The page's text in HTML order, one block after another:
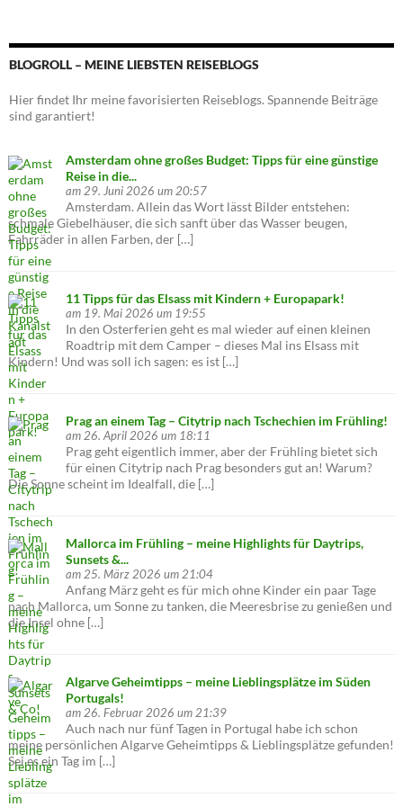
BLOGROLL – MEINE LIEBSTEN REISEBLOGS
Hier findet Ihr meine favorisierten Reiseblogs. Spannende Beiträge
sind garantiert!
Amsterdam ohne großes Budget: Tipps für eine günstige
Reise in die...
am 29. Juni 2026 um 20:57
Amsterdam. Allein das Wort lässt Bilder entstehen:
schmale Giebelhäuser, die sich sanft über das Wasser beugen,
Fahrräder in allen Farben, der […]
11 Tipps für das Elsass mit Kindern + Europapark!
am 19. Mai 2026 um 19:55
In den Osterferien geht es mal wieder auf einen kleinen
Roadtrip mit dem Camper – dieses Mal ins Elsass mit
Kindern! Und was soll ich sagen: es ist […]
Prag an einem Tag – Citytrip nach Tschechien im Frühling!
am 26. April 2026 um 18:11
Prag geht eigentlich immer, aber der Frühling bietet sich
für einen Citytrip nach Prag besonders gut an! Warum?
Die Sonne scheint im Idealfall, die […]
Mallorca im Frühling – meine Highlights für Daytrips,
Sunsets &...
am 25. März 2026 um 21:04
Anfang März geht es für mich ohne Kinder ein paar Tage
nach Mallorca, um Sonne zu tanken, die Meeresbrise zu genießen und
die Insel ohne […]
Algarve Geheimtipps – meine Lieblingsplätze im Süden
Portugals!
am 26. Februar 2026 um 21:39
Auch nach nur fünf Tagen in Portugal habe ich schon
meine persönlichen Algarve Geheimtipps & Lieblingsplätze gefunden!
Sei es ein Tag im […]